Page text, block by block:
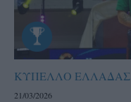
ΚΥΠΕΛΛΟ ΕΛΛΑΔΑΣ
21/03/2026